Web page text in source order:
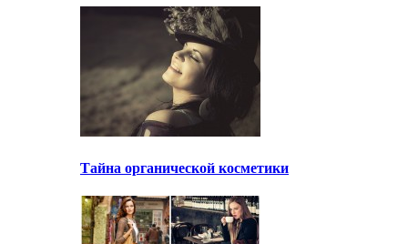
Тайна органической косметики